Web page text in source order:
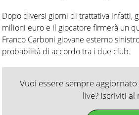
Dopo diversi giorni di trattativa infatti,
milioni euro e il giocatore firmerà un
Franco Carboni giovane esterno
probabilità di accordo tra i due club.
Vuoi essere sempre
live? Iscriviti